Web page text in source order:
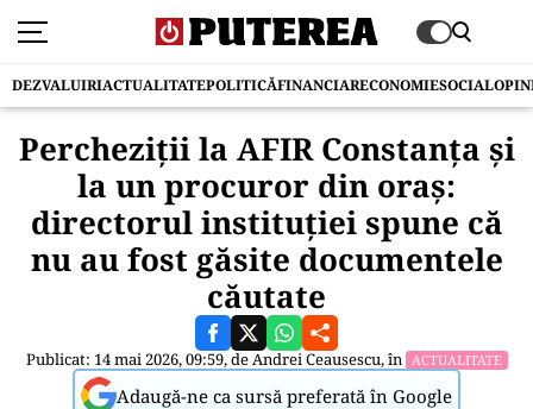
DEZVALUIRIACTUALITATEPOLITICĂFINANCIARECONOMIESOCIAL
Percheziții la AFIR Constanța și
la un procuror din oraș:
directorul instituției spune că
nu au fost găsite documentele
căutate
Publicat: 14 mai 2026, 09:59, deAndrei Ceausescu, în ACTUALITATE
Adaugă-ne ca sursă preferată în Google